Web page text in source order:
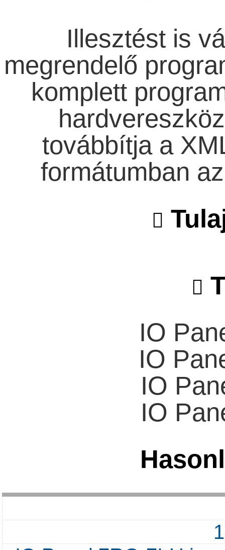
Illesztést is
megrendelő
komplett
továbbítja a
formátumban
IO
IO
IO
IO